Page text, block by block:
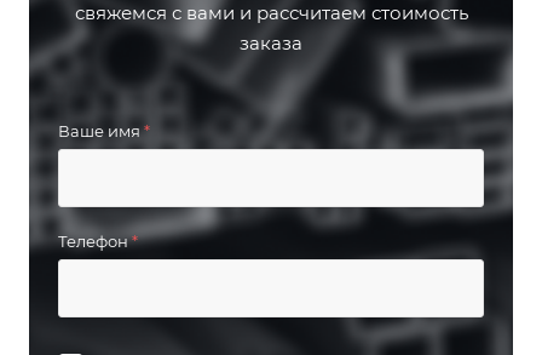
свяжемся с вами и рассчитаем стоимость
заказа
Ваше имя *
Телефон*